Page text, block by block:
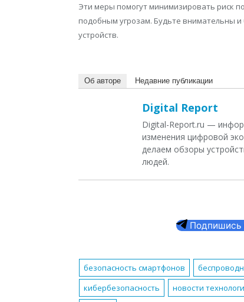
Эти меры помогут минимизировать риск
подобным угрозам. Будьте внимательны
устройств.
Об авторе Недавние публикации
Digital Report
Digital-Report.ru —
изменения цифровой
делаем обзоры
людей.
Подпишись
безопасность смартфонов
кибербезопасность
новости